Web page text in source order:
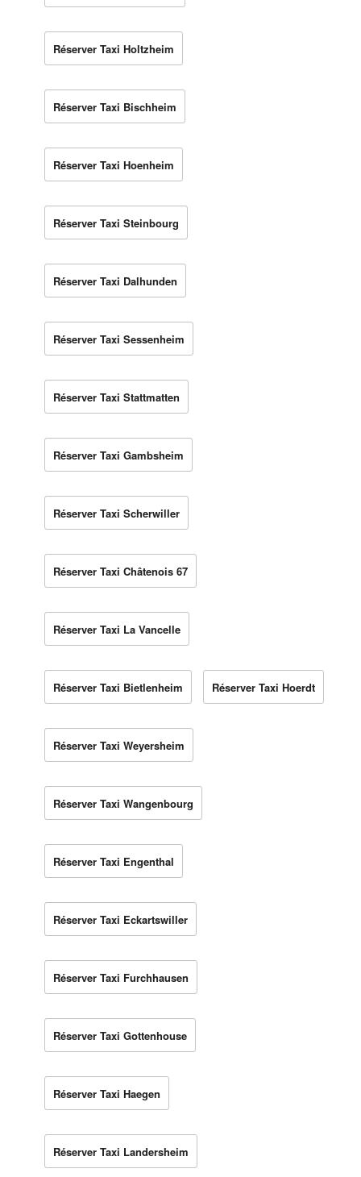
Réserver Taxi Holtzheim
Réserver Taxi Bischheim
Réserver Taxi Hoenheim
Réserver Taxi Steinbourg
Réserver Taxi Dalhunden
Réserver Taxi Sessenheim
Réserver Taxi Stattmatten
Réserver Taxi Gambsheim
Réserver Taxi Scherwiller
Réserver Taxi Châtenois 67
Réserver Taxi La Vancelle
Réserver Taxi Bietlenheim Réserver Taxi Hoerdt
Réserver Taxi Weyersheim
Réserver Taxi Wangenbourg
Réserver Taxi Engenthal
Réserver Taxi Eckartswiller
Réserver Taxi Furchhausen
Réserver Taxi Gottenhouse
Réserver Taxi Haegen
Réserver Taxi Landersheim